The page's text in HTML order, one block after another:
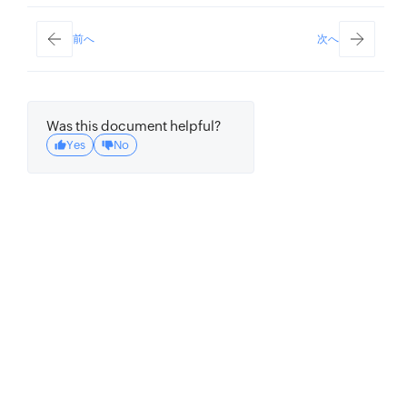
//行内の個別の単語を取得する
}
String text =
前へ 次へ
Was this document helpful?
Yes No